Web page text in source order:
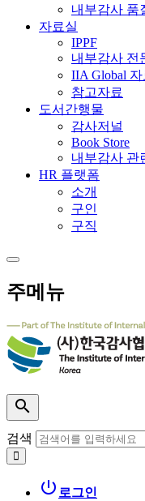
내부감사 품
자료실
IPPF
내부감사 전
IIA Global 자
참고자료
도서간행물
감사저널
Book Store
내부감사 관
HR 플랫폼
소개
구인
구직
주메뉴

검색
 로그인